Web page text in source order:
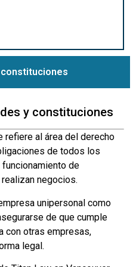
y constituciones
refiere al área del derecho
de todos los
de
negocios.
unipersonal como
de que cumple
con otras empresas,
legal.